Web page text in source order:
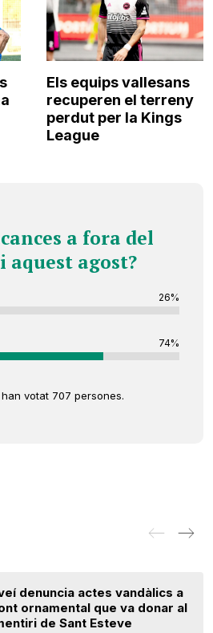
Els equips vallesans
recuperen el terreny
perdut per la Kings
League
a fora del
aquest agost?
26%
74%
votat 707 persones.
denuncia actes vandàlics a
ornamental que va donar al
de Sant Esteve